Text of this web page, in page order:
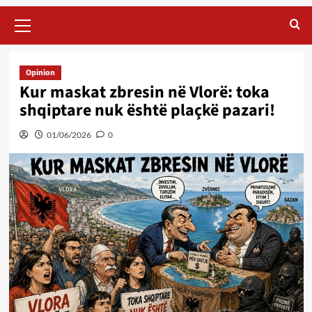
Menu
Opinion
Kur maskat zbresin në Vlorë: toka
shqiptare nuk është plaçkë pazari!
01/06/2026 0